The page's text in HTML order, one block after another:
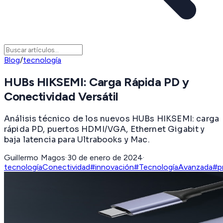
Blog/tecnología
HUBs HIKSEMI: Carga Rápida PD y
Conectividad Versátil
Análisis técnico de los nuevos HUBs HIKSEMI: carga
rápida PD, puertos HDMI/VGA, Ethernet Gigabit y
baja latencia para Ultrabooks y Mac.
Guillermo Magos·30 de enero de 2024·
tecnologíaConectividad#innovación#TecnologíaAvanzada